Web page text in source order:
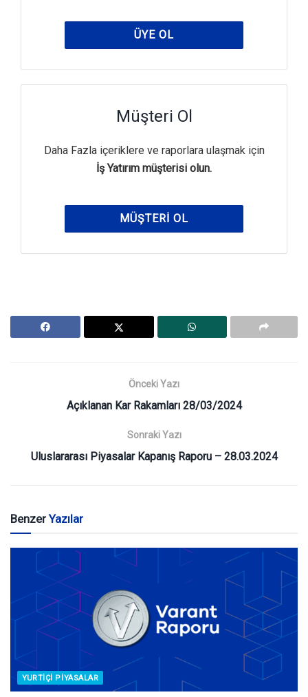
ÜYE OL
Müşteri Ol
Daha Fazla içeriklere ve raporlara ulaşmak için
İş Yatırım müşterisi olun.
MÜŞTERI OL
Önceki Yazı
Açıklanan Kar Rakamları 28/03/2024
Sonraki Yazı
Uluslararası Piyasalar Kapanış Raporu – 28.03.2024
BenzerYazılar
YURTIÇI PIYASALAR